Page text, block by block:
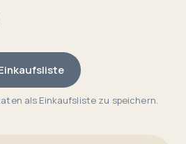
als Einkaufsliste zu speichern.